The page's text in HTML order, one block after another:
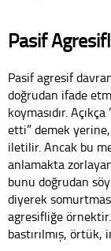
Pasif
Pasif agresif
doğrudan ifade
koymasıdır.
etti” demek
iletilir. Ancak bu
anlamakta
bunu doğrudan
diyerek
agresifliğe
bastırılmış,